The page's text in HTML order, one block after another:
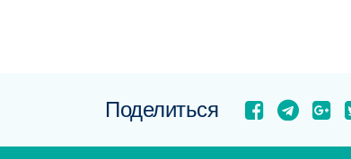
Поделиться